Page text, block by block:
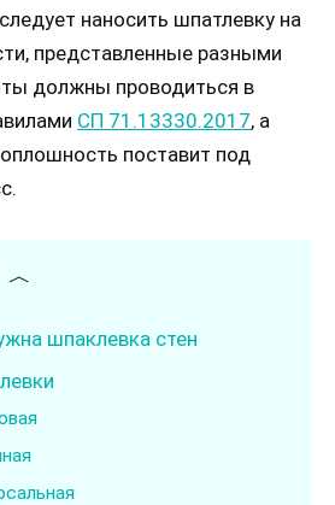
наносить шпатлевку на
представленные разными
должны проводиться в
СП 71.13330.2017, а
поставит под
шпаклевка стен